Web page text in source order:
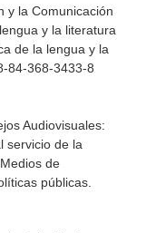
y la Comunicación
y la literatura
de la lengua y la
84-368-3433-8
Audiovisuales:
servicio de la
de
públicas.